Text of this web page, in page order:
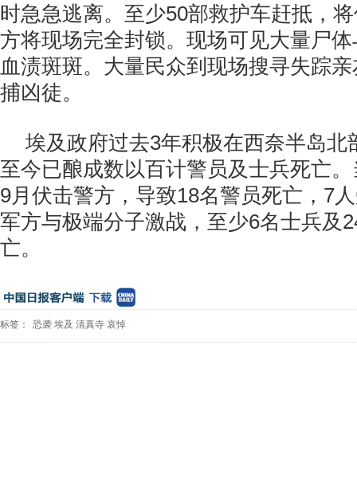
时急急逃离。至少50部救护车赶抵，
方将现场完全封锁。现场可见大量尸
血渍斑斑。大量民众到现场搜寻失踪
捕凶徒。
埃及政府过去3年积极在西奈半岛北
至今已酿成数以百计警员及士兵死亡
9月伏击警方，导致18名警员死亡，7
军方与极端分子激战，至少6名士兵及
亡。
标签： 恐袭 埃及 清真寺 哀悼